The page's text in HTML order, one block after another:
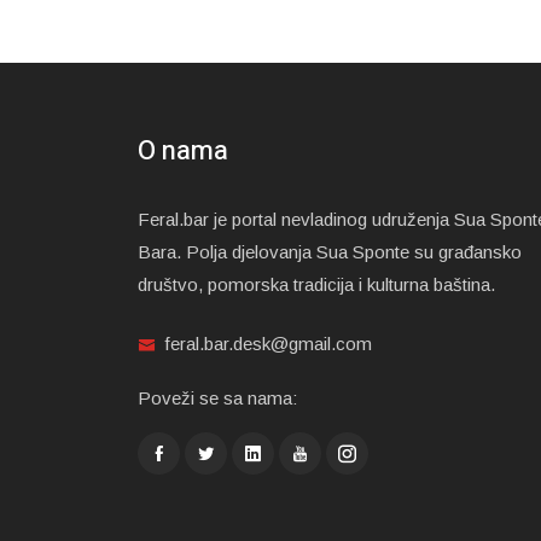
O nama
Feral.bar je portal nevladinog udruženja Sua
Bara. Polja djelovanja Sua Sponte su građansko
društvo, pomorska tradicija i kulturna baština.
feral.bar.desk@gmail.com
Poveži se sa nama: